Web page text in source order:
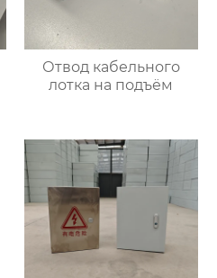
Отвод кабельного
лотка на подъём